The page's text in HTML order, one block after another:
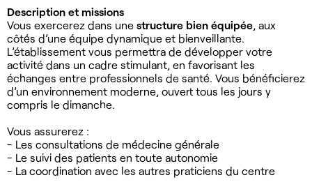
Description et missions
Vous exercerez dans une structure bien équipée , aux
côtés d’une équipe dynamique et bienveillante.
L’établissement vous permettra de développer votre
activité dans un cadre stimulant, en favorisant les
échanges entre professionnels de santé. Vous bénéficierez
d’un environnement moderne, ouvert tous les jours y
compris le dimanche.
Vous assurerez :
- Les consultations de médecine générale
- Le suivi des patients en toute autonomie
- La coordination avec les autres praticiens du centre